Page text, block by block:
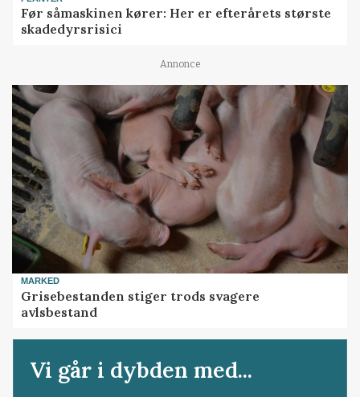
Før såmaskinen kører: Her er efterårets største
skadedyrsrisici
Annonce
MARKED
Grisebestanden stiger trods svagere
avlsbestand
Vi går i dybden med...